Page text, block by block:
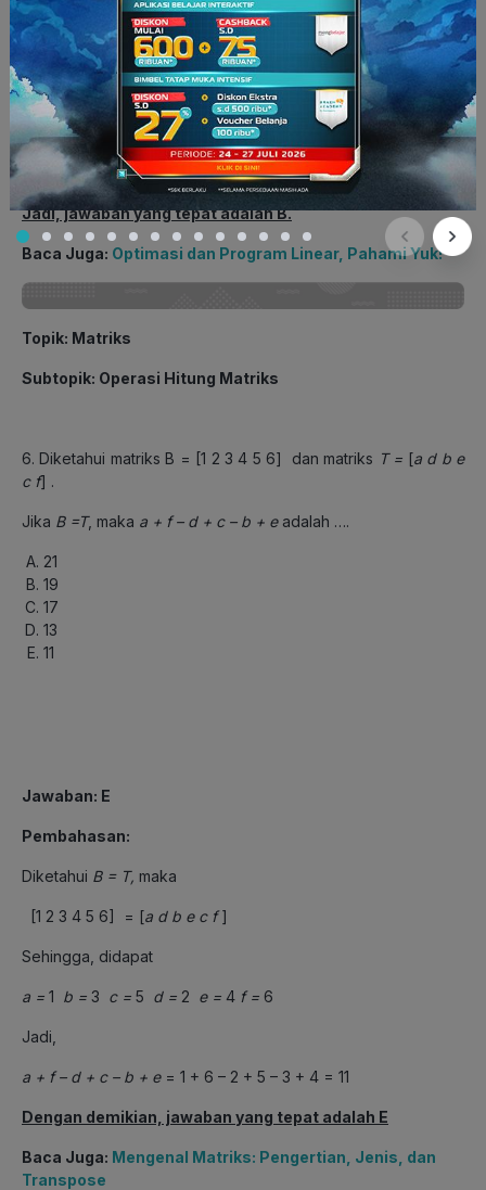
1.200 ≤ 400a + 200b ≤ 2.800 … (2)
Jumlahkan persamaan (1) dan (2)
2.400 ≤ 600a + 600b ≤ 6.000
4 ≤ a + b ≤ 10
Dari bentuk di atas, didapat nilai maksimum a + b adalah 10.
Jadi, jawaban yang tepat adalah B.
Baca Juga: Optimasi dan Program Linear, Pahami Yuk!
Topik: Matriks
Subtopik: Operasi Hitung Matriks
6. Diketahui matriks B = [1 2 3 4 5 6] dan matriks T = [a d b e
c f] .
Jika B =T, maka a + f – d + c – b + eadalah ….
21
19
17
13
11
Jawaban: E
Pembahasan:
Diketahui B = T, maka
[1 2 3 4 5 6] = [a d b e c f]
Sehingga, didapat
a = 1 b = 3 c = 5 d = 2 e = 4 f = 6
Jadi,
a + f – d + c – b + e= 1 + 6 – 2 + 5 – 3 + 4 = 11
Dengan demikian, jawaban yang tepat adalah E
Baca Juga: Mengenal Matriks: Pengertian, Jenis, dan
Transpose